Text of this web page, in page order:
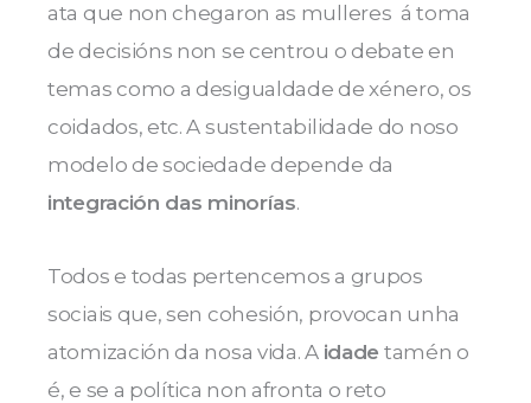
ata que non chegaron as mulleres á toma
de decisións non se centrou o debate en
temas como a desigualdade de xénero, os
coidados, etc. A sustentabilidade do noso
modelo de sociedade depende da
integración das minorías.
Todos e todas pertencemos a grupos
sociais que, sen cohesión, provocan unha
atomización da nosa vida. A idade tamén o
é, e se a política non afronta o reto